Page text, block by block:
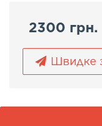
2300 грн.
Швидке